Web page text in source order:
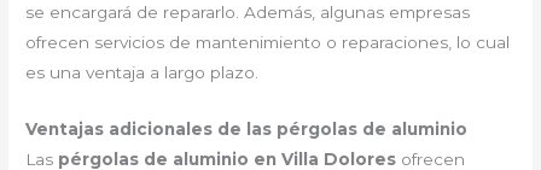
se encargará de repararlo. Además, algunas empresas
ofrecen servicios de mantenimiento o reparaciones, lo cual
es una ventaja a largo plazo.
Ventajas adicionales de las pérgolas de aluminio
Las pérgolas de aluminio en Villa Dolores ofrecen